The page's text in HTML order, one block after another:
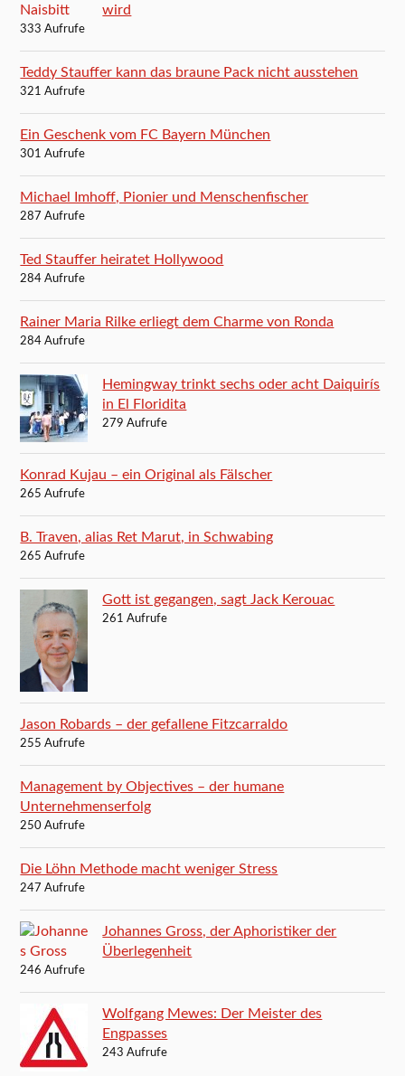
wird
333 Aufrufe
Teddy Stauffer kann das braune Pack nicht ausstehen
321 Aufrufe
Ein Geschenk vom FC Bayern München
301 Aufrufe
Michael Imhoff, Pionier und Menschenfischer
287 Aufrufe
Ted Stauffer heiratet Hollywood
284 Aufrufe
Rainer Maria Rilke erliegt dem Charme von Ronda
284 Aufrufe
Hemingway trinkt sechs oder acht Daiquirís
in El Floridita
279 Aufrufe
Konrad Kujau – ein Original als Fälscher
265 Aufrufe
B. Traven, alias Ret Marut, in Schwabing
265 Aufrufe
Gott ist gegangen, sagt Jack Kerouac
261 Aufrufe
Jason Robards – der gefallene Fitzcarraldo
255 Aufrufe
Management by Objectives – der humane
Unternehmenserfolg
250 Aufrufe
Die Löhn Methode macht weniger Stress
247 Aufrufe
Johannes Gross, der Aphoristiker der
Überlegenheit
246 Aufrufe
Wolfgang Mewes: Der Meister des
Engpasses
243 Aufrufe